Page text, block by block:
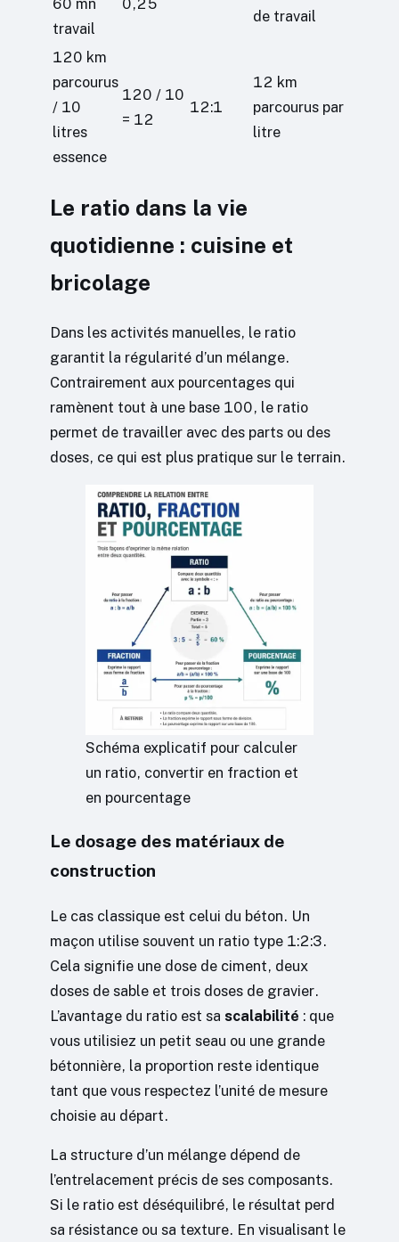
60 mn
travail
0,25
de travail
120 km
parcourus
/ 10
litres
essence
120 / 10
= 12
12:1
12 km
parcourus par
litre
Le ratio dans la vie
quotidienne : cuisine et
bricolage
Dans les activités manuelles, le ratio
garantit la régularité d’un mélange.
Contrairement aux pourcentages qui
ramènent tout à une base 100, le ratio
permet de travailler avec des parts ou des
doses, ce qui est plus pratique sur le terrain.
Schéma explicatif pour calculer
un ratio, convertir en fraction et
en pourcentage
Le dosage des matériaux de
construction
Le cas classique est celui du béton. Un
maçon utilise souvent un ratio type 1:2:3.
Cela signifie une dose de ciment, deux
doses de sable et trois doses de gravier.
L’avantage du ratio est sa scalabilité : que
vous utilisiez un petit seau ou une grande
bétonnière, la proportion reste identique
tant que vous respectez l’unité de mesure
choisie au départ.
La structure d’un mélange dépend de
l’entrelacement précis de ses composants.
Si le ratio est déséquilibré, le résultat perd
sa résistance ou sa texture. En visualisant le